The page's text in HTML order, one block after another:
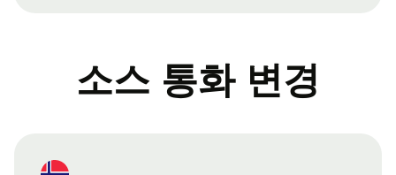
소스 통화 변경